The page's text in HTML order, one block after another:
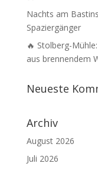
Nachts am
Spaziergänger
🔥 Stolberg-
aus brennendem
Neueste
Archiv
August 2026
Juli 2026